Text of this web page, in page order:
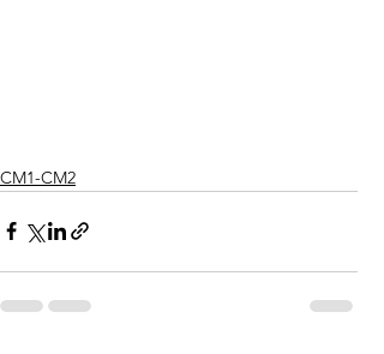
CM1-CM2